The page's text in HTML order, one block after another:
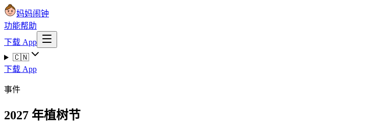
妈妈闹钟
功能帮助
下载 App
🇨🇳
下载 App
事件
2027 年植树节